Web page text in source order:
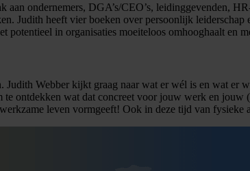
ondernemers, DGA’s/CEO’s, leidinggevenden,
Judith heeft vier boeken over persoonlijk leiderschap
in organisaties moeiteloos omhooghaalt en
Webber kijkt graag naar wat er wél is en wat
ontdekken wat dat concreet voor jouw werk en
leven vormgeeft! Ook in deze tijd van fysieke